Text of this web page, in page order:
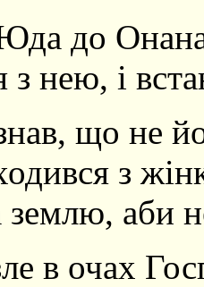
Юда до
з нею, і
що не
з
землю, аби
в очах